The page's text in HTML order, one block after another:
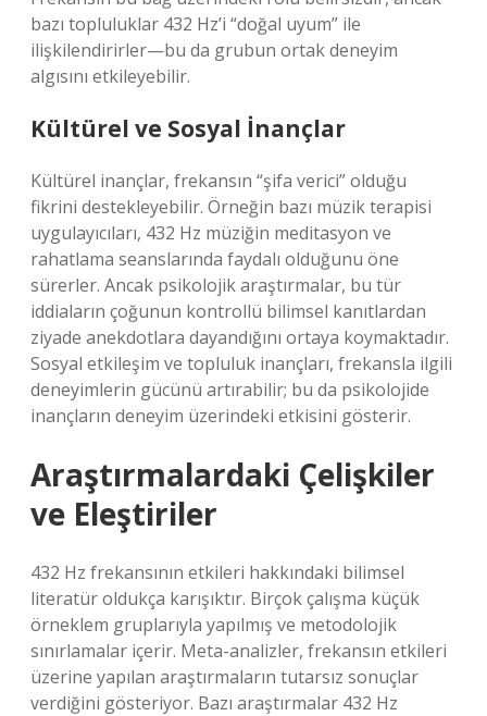
bazı topluluklar 432 Hz’i “doğal uyum” ile
ilişkilendirirler—bu da grubun ortak deneyim
algısını etkileyebilir.
Kültürel ve Sosyal İnançlar
Kültürel inançlar, frekansın “şifa verici” olduğu
fikrini destekleyebilir. Örneğin bazı müzik terapisi
uygulayıcıları, 432 Hz müziğin meditasyon ve
rahatlama seanslarında faydalı olduğunu öne
sürerler. Ancak psikolojik araştırmalar, bu tür
iddiaların çoğunun kontrollü bilimsel kanıtlardan
ziyade anekdotlara dayandığını ortaya koymaktadır.
Sosyal etkileşim ve topluluk inançları, frekansla ilgili
deneyimlerin gücünü artırabilir; bu da psikolojide
inançların deneyim üzerindeki etkisini gösterir.
Araştırmalardaki Çelişkiler
ve Eleştiriler
432 Hz frekansının etkileri hakkındaki bilimsel
literatür oldukça karışıktır. Birçok çalışma küçük
örneklem gruplarıyla yapılmış ve metodolojik
sınırlamalar içerir. Meta-analizler, frekansın etkileri
üzerine yapılan araştırmaların tutarsız sonuçlar
verdiğini gösteriyor. Bazı araştırmalar 432 Hz